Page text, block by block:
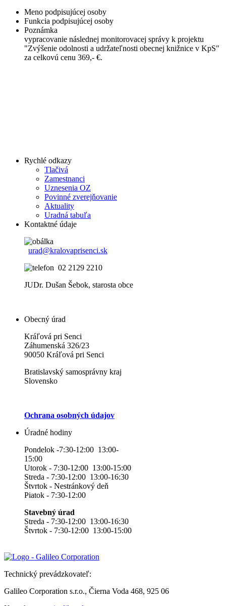
Meno podpisujúcej osoby
Funkcia podpisujúcej osoby
Poznámka
vypracovanie následnej monitorovacej správy k projektu
"Zvýšenie odolnosti a udržateľnosti obecnej knižnice v KpS"
za celkovú cenu 369,- €.
Rychlé odkazy
Tlačivá
Zamestnanci
Uznesenia OZ
Povinné zverejňovanie
Aktuality
Uradná tabuľa
Kontaktné údaje
urad@kralovaprisenci.sk
02 2129 2210
JUDr. Dušan Šebok, starosta obce
Obecný úrad
Kráľová pri Senci
Záhumenská 326/23
90050 Kráľová pri Senci
Bratislavský samosprávny kraj
Slovensko
Ochrana osobných údajov
Úradné hodiny
Pondelok -7:30-12:00 13:00-
15:00
Utorok - 7:30-12:00 13:00-15:00
Streda - 7:30-12:00 13:00-16:30
Štvrtok - Nestránkový deň
Piatok - 7:30-12:00
Stavebný úrad
Streda - 7:30-12:00 13:00-16:30
Štvrtok - 7:30-12:00 13:00-15:00
Technický prevádzkovateľ:
Galileo Corporation s.r.o., Čierna Voda 468, 925 06